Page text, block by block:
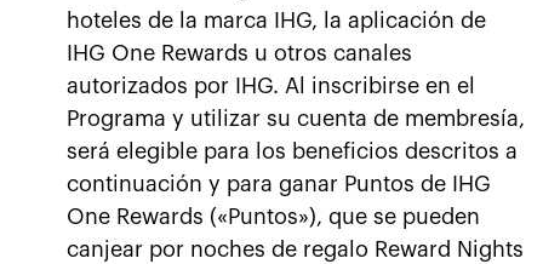
hoteles de la marca IHG, la aplicación de
IHG One Rewards u otros canales
autorizados por IHG. Al inscribirse en el
Programa y utilizar su cuenta de membresía,
será elegible para los beneficios descritos a
continuación y para ganar Puntos de IHG
One Rewards («Puntos»), que se pueden
canjear por noches de regalo Reward Nights